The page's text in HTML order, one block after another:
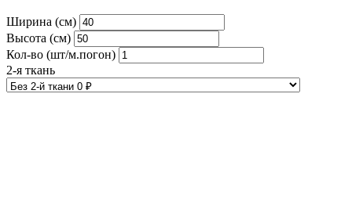
Ширина (см)
Высота (см)
Кол-во (шт/м.погон)
2-я ткань